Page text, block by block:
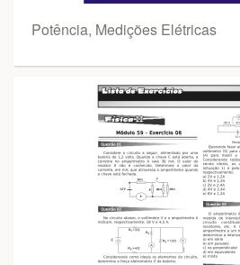
Potência, Medições Elétricas